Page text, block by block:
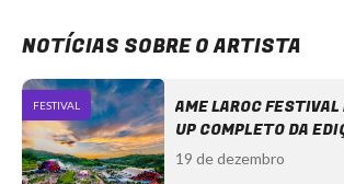
NOTÍCIAS SOBRE O ARTISTA
FESTIVAL
AME LAROC
UP COMPLETO DA
19 de dezembro